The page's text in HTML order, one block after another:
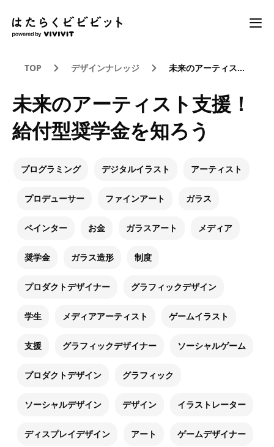
TOP デザインナレッジ 未来のアーティスト支援！給付型奨学金を知ろう
未来のアーティスト支援！
給付型奨学金を知ろう
プログラミング デジタルイラスト アーティスト
プロデューサー ファインアート ガラス
ペインター お金 ガラスアート メディア
奨学金 ガラス造形 制度
プロダクトデザイナー グラフィックデザイン
学生 メディアアーティスト ゲームイラスト
支援 グラフィックデザイナー ソーシャルゲーム
プロダクトデザイン グラフィック
ソーシャルデザイン デザイン イラストレーター
ディスプレイデザイン アート ゲームデザイナー